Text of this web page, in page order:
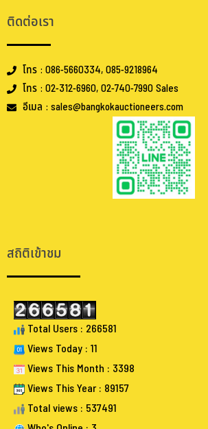
ติดต่อเรา
โทร : 086-5660334, 085-9218964
โทร : 02-312-6960, 02-740-7990 Sales
อีเมล : sales@bangkokauctioneers.com
สถิติเข้าชม
Total Users : 266581
Views Today : 11
Views This Month : 3398
Views This Year : 89157
Total views : 537491